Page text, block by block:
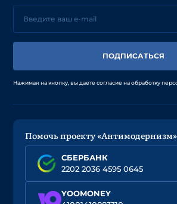
ПОДПИСАТЬСЯ
Нажимая на кнопку, вы даете согласие на обработку
Помочь проекту «Антимодернизм»
СБЕРБАНК
2202 2036 4595 0645
YOOMONEY